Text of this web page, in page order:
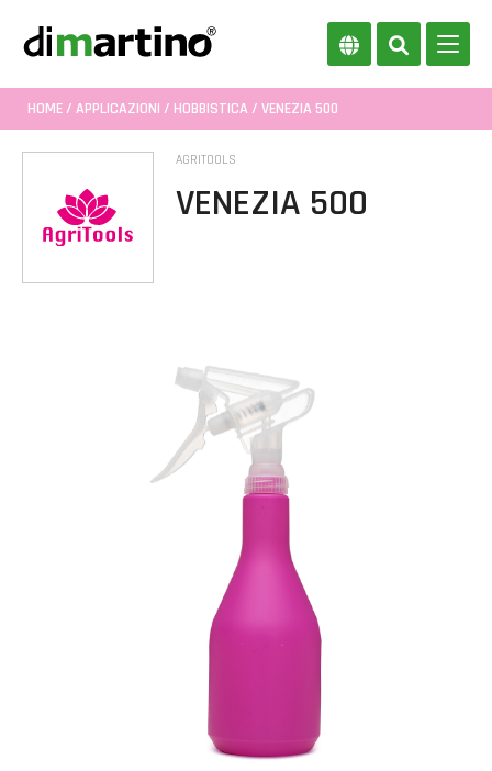
HOME/ APPLICAZIONI / HOBBISTICA / VENEZIA 500
AGRITOOLS
VENEZIA 500